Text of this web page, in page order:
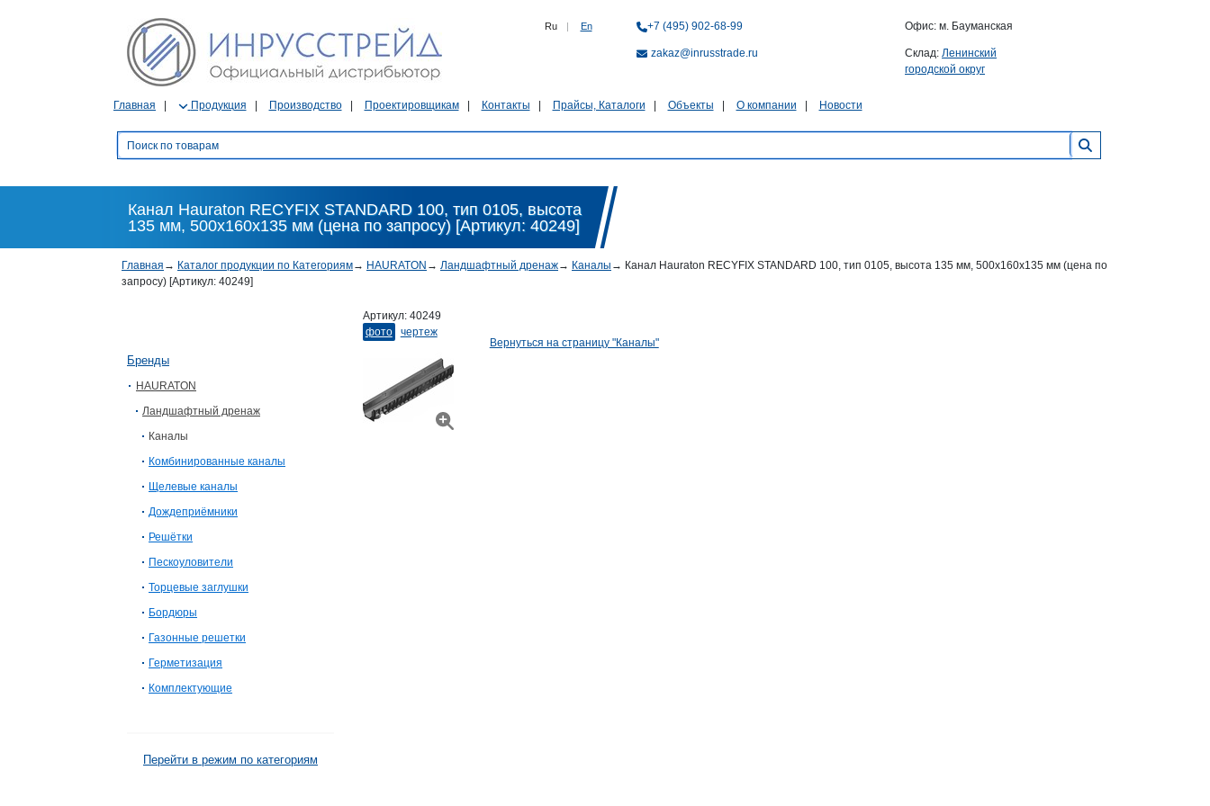
Ru | En +7 (495) 902-68-99
zakaz@inrusstrade.ru
Офис: м. Бауманская
Склад: Ленинский
городской округ
Главная Продукция Производство Проектировщикам Контакты Прайсы, Каталоги Объекты О компании Новости
Канал Hauraton RECYFIX STANDARD 100, тип 0105, высота
135 мм, 500x160x135 мм (цена по запросу) [Артикул: 40249]
Главная → Каталог продукции по Категориям→ HAURATON → Ландшафтный дренаж→ Каналы → Канал Hauraton RECYFIX STANDARD 100, тип 0105, высота 135 мм, 500x160x135 мм (цена по
запросу) [Артикул: 40249]
Бренды
HAURATON
Ландшафтный дренаж
Каналы
Комбинированные каналы
Щелевые каналы
Дождеприёмники
Решётки
Пескоуловители
Торцевые заглушки
Бордюры
Газонные решетки
Герметизация
Комплектующие
Перейти в режим по категориям
Артикул: 40249
фото
чертеж
Вернуться на страницу "Каналы"